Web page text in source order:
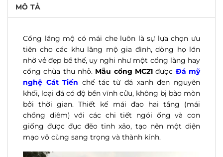
MÔ TẢ
Cổng lăng mộ có mái che luôn là sự lựa chọn ưu
tiên cho các khu lăng mộ gia đình, dòng họ lớn
nhờ vẻ đẹp bề thế, uy nghi như một cổng làng hay
cổng chùa thu nhỏ. Mẫu cổng MC21 được Đá mỹ
nghệ Cát Tiến chế tác từ đá xanh đen nguyên
khối, loại đá có độ bền vĩnh cửu, không bị bào mòn
bởi thời gian. Thiết kế mái đao hai tầng (mái
chồng diêm) với các chi tiết ngói ống và con
giống được đục đẽo tinh xảo, tạo nên một diện
mạo vô cùng sang trọng và thành kính.